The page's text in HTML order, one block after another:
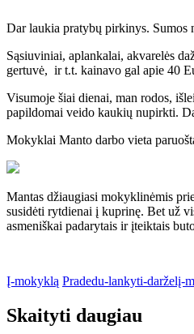
Dar laukia pratybų pirkinys. Sumos
Sąsiuviniai, aplankalai, akvarelės
gertuvė, ir t.t. kainavo gal apie 40
Visumoje šiai dienai, man rodos,
papildomai veido kaukių nupirkti.
Mokyklai Manto darbo vieta
Mantas džiaugiasi mokyklinėmis
susidėti rytdienai į kuprinę. Bet už
asmeniškai padarytais ir įteiktais
Į-mokyklą Pradedu-lankyti-darželį-
Skaityti daugiau